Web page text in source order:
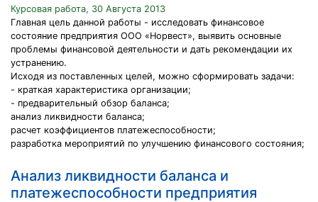
Курсовая работа, 30 Августа 2013
Главная цель данной работы - исследовать финансовое
состояние предприятия ООО «Норвест», выявить основные
проблемы финансовой деятельности и дать рекомендации их
устранению.
Исходя из поставленных целей, можно сформировать задачи:
- краткая характеристика организации;
- предварительный обзор баланса;
анализ ликвидности баланса;
расчет коэффициентов платежеспособности;
разработка мероприятий по улучшению финансового состояния;
Анализ ликвидности баланса и
платежеспособности предприятия